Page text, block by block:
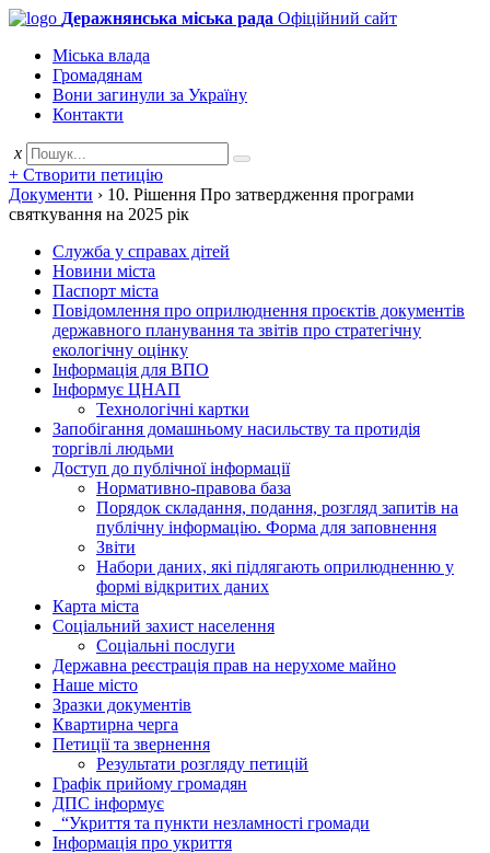
Деражнянська міська рада Офіційний сайт
Міська влада
Громадянам
Вони загинули за Україну
Контакти
x
+ Створити петицію
Документи › 10. Рішення Про затвердження програми
святкування на 2025 рік
Служба у справах дітей
Новини міста
Паспорт міста
Повідомлення про оприлюднення проєктів документів
державного планування та звітів про стратегічну
екологічну оцінку
Інформація для ВПО
Інформує ЦНАП
Технологічні картки
Запобігання домашньому насильству та протидія
торгівлі людьми
Доступ до публічної інформації
Нормативно-правова база
Порядок складання, подання, розгляд запитів на
публічну інформацію. Форма для заповнення
Звіти
Набори даних, які підлягають оприлюдненню у
формі відкритих даних
Карта міста
Соціальний захист населення
Соціальні послуги
Державна реєстрація прав на нерухоме майно
Наше місто
Зразки документів
Квартирна черга
Петиції та звернення
Результати розгляду петицій
Графік прийому громадян
ДПС інформує
“Укриття та пункти незламності громади
Інформація про укриття